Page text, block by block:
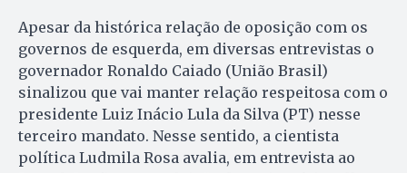
Apesar da histórica relação de oposição com os
governos de esquerda, em diversas entrevistas o
governador Ronaldo Caiado (União Brasil)
sinalizou que vai manter relação respeitosa com o
presidente Luiz Inácio Lula da Silva (PT) nesse
terceiro mandato. Nesse sentido, a cientista
política Ludmila Rosa avalia, em entrevista ao